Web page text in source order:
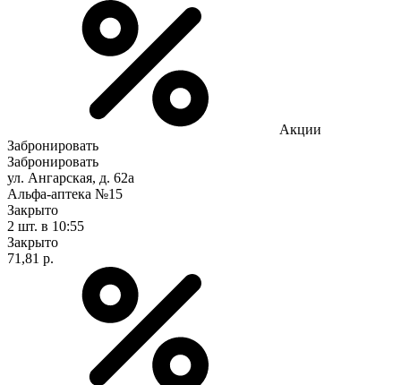
Акции
Забронировать
Забронировать
ул. Ангарская, д. 62а
Альфа-аптека №15
Закрыто
2 шт. в 10:55
Закрыто
71,81 р.